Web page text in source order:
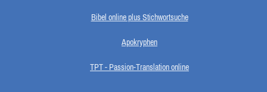
Bibel online plus Stichwortsuche
Apokryphen
TPT - Passion-Translation online